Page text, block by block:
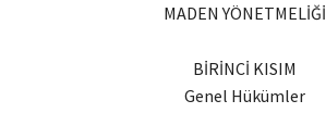
MADEN YÖNETMELİĞİ
BİRİNCİ KISIM
Genel Hükümler